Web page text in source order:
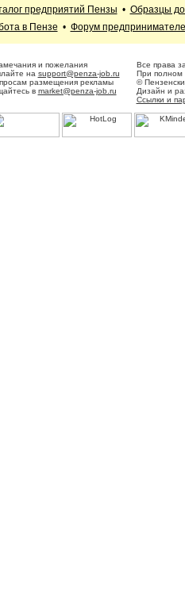
предприятий Пензы • Образцы
в Пензе • Форум
и пожелания
на support@penza-job.ru
размещения рекламы
в market@penza-job.ru
Все права
При полном
©
Дизайн и
Ссылки и